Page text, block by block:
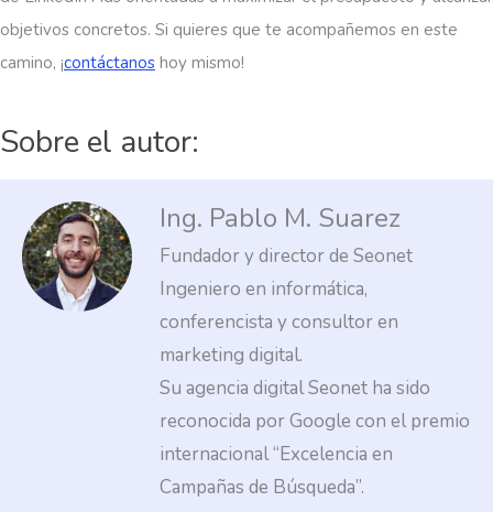
objetivos concretos. Si quieres que te acompañemos en este
camino, ¡contáctanos hoy mismo!
Sobre el autor:
Ing. Pablo M. Suarez
Fundador y director de Seonet
Ingeniero en informática,
conferencista y consultor en
marketing digital.
Su agencia digital Seonet ha sido
reconocida por Google con el premio
internacional “Excelencia en
Campañas de Búsqueda”.